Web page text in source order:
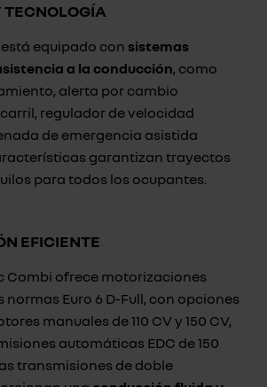
TECNOLOGÍA
equipado con sistemas
a la conducción, como
alerta por cambio
regulador de velocidad
de emergencia asistida
garantizan trayectos
para todos los ocupantes.
EFICIENTE
Combi ofrece motorizaciones
Euro 6 D-Full, con opciones
manuales de 110 CV y 150 CV,
automáticas EDC de 150
transmisiones de doble